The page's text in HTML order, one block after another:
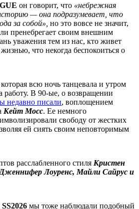
он говорит, что «небрежная
— она подразумевает, что
за собой», но это вовсе не значит,
пренебрегает своим внешним
уважения тем из нас, кто живет
что некогда беспокоиться о
всю ночь танцевала и утром
работу. В 90-ые, о возвращении
недавно писали, воплощением
Кейт Мосс. Ее немного
свободу от жестких
ей сиять своим неповторимым
расслабленного стиля Кристен
Дженнифер Лоуренс, Майли Сайрус и
SS2026 мы тоже наблюдали подобный